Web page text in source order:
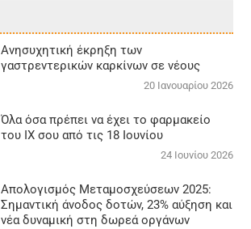
Aνησυχητική έκρηξη των
γαστρεντερικών καρκίνων σε νέους
20 Ιανουαρίου 2026
Όλα όσα πρέπει να έχει το φαρμακείο
του ΙΧ σου από τις 18 Ιουνίου
24 Ιουνίου 2026
Απολογισμός Μεταμοσχεύσεων 2025:
Σημαντική άνοδος δοτών, 23% αύξηση και
νέα δυναμική στη δωρεά οργάνων